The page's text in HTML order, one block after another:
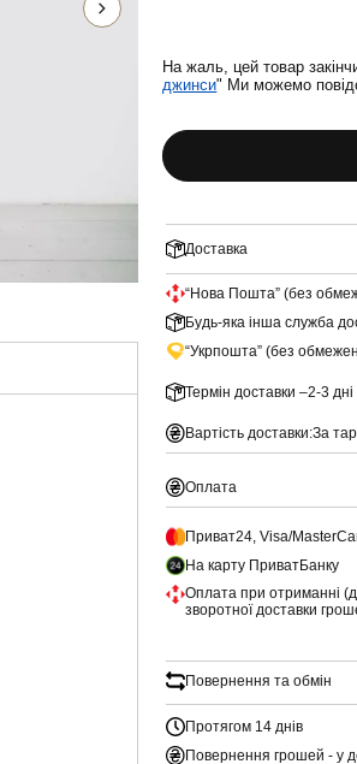
На жаль, цей товар
джинси" Ми можемо
Доставка
“Нова Пошта” (без
Будь-яка інша служба
“Укрпошта” (без
Термін доставки –2-3 дні
Вартість доставки:За
Оплата
Приват24, Visa/
На карту ПриватБанку
Оплата при отриманні
зворотної доставки
Повернення та обмін
Протягом 14 днів
Повернення грошей - у